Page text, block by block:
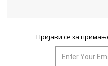
Пријави се за